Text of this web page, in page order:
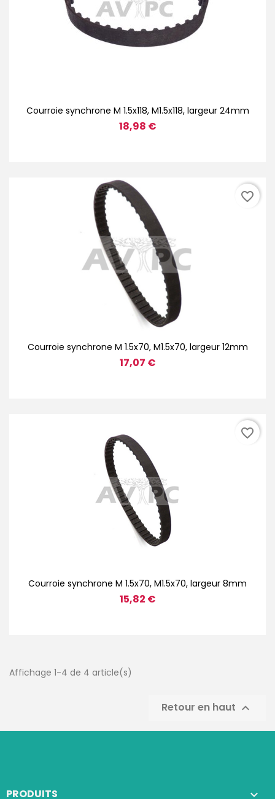
Courroie synchrone M 1.5x118, M1.5x118, largeur 24mm
18,98 €
Courroie synchrone M 1.5x70, M1.5x70, largeur 12mm
17,07 €
favorite_border
Courroie synchrone M 1.5x70, M1.5x70, largeur 8mm
15,82 €
favorite_border
Affichage 1-4 de 4 article(s)
Retour en haut 
PRODUITS 